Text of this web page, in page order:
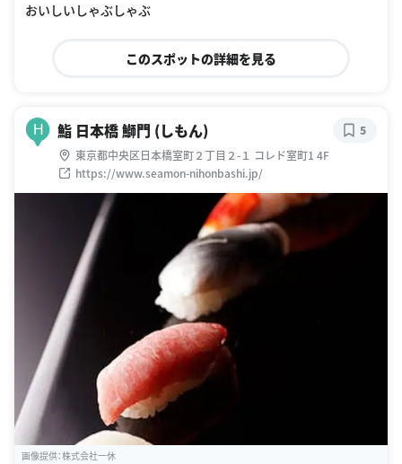
おいしいしゃぶしゃぶ
このスポットの詳細を見る
H 鮨 日本橋 鰤門 (しもん)
東京都中央区日本橋室町２丁目２-１ コレド室町1 4F
https://www.seamon-nihonbashi.jp/
5
画像提供：株式会社一休